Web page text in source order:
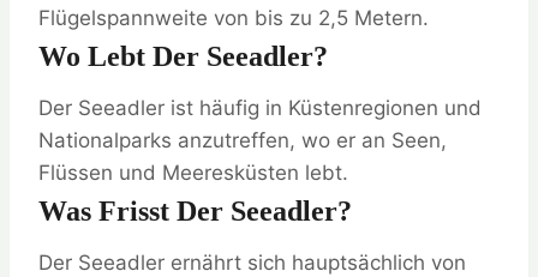
Flügelspannweite von bis zu 2,5 Metern.
Wo Lebt Der Seeadler?
Der Seeadler ist häufig in Küstenregionen und
Nationalparks anzutreffen, wo er an Seen,
Flüssen und Meeresküsten lebt.
Was Frisst Der Seeadler?
Der Seeadler ernährt sich hauptsächlich von